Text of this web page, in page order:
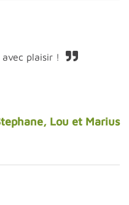
plaisir !
Lou et Marius